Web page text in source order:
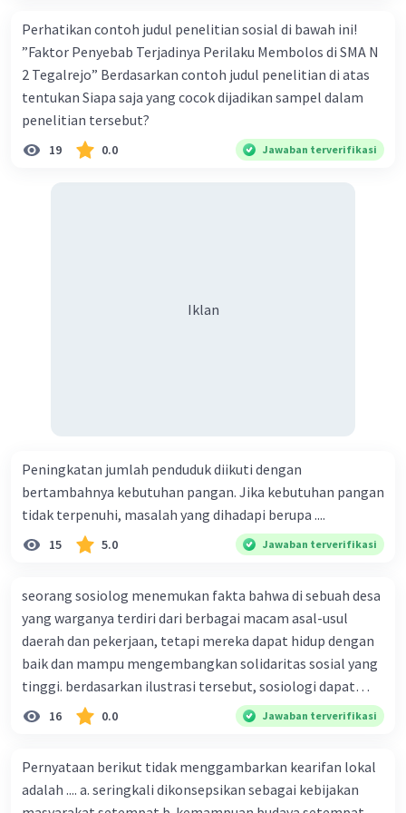
kelompok masyarakat merasa lebih diuntungkan
daripada kelompok lain. Kecemburuan sosial dapat
menimbulkan konflik dan pertentangan antar kelompok
masyarakat.
Perubahan nilai-nilai budaya. Globalisasi telah membawa
Indonesia. Pengaruh globalisasi ini dapat mengancam
Perhatikan contoh judul penelitian sosial di bawah ini!
”Faktor Penyebab Terjadinya Perilaku Membolos di SMA N
2 Tegalrejo” Berdasarkan contoh judul penelitian di atas
tentukan Siapa saja yang cocok dijadikan sampel dalam
penelitian tersebut?
19 0.0 Jawaban terverifikasi
Iklan
Peningkatan jumlah penduduk diikuti dengan
bertambahnya kebutuhan pangan. Jika kebutuhan pangan
tidak terpenuhi, masalah yang dihadapi berupa ....
15 5.0 Jawaban terverifikasi
seorang sosiolog menemukan fakta bahwa di sebuah desa
yang warganya terdiri dari berbagai macam asal-usul
daerah dan pekerjaan, tetapi mereka dapat hidup dengan
baik dan mampu mengembangkan solidaritas sosial yang
tinggi. berdasarkan ilustrasi tersebut, sosiologi dapat
berfungsi sebagai ilmu yang ....
16 0.0 Jawaban terverifikasi
Pernyataan berikut tidak menggambarkan kearifan lokal
adalah .... a. seringkali dikonsepsikan sebagai kebijakan